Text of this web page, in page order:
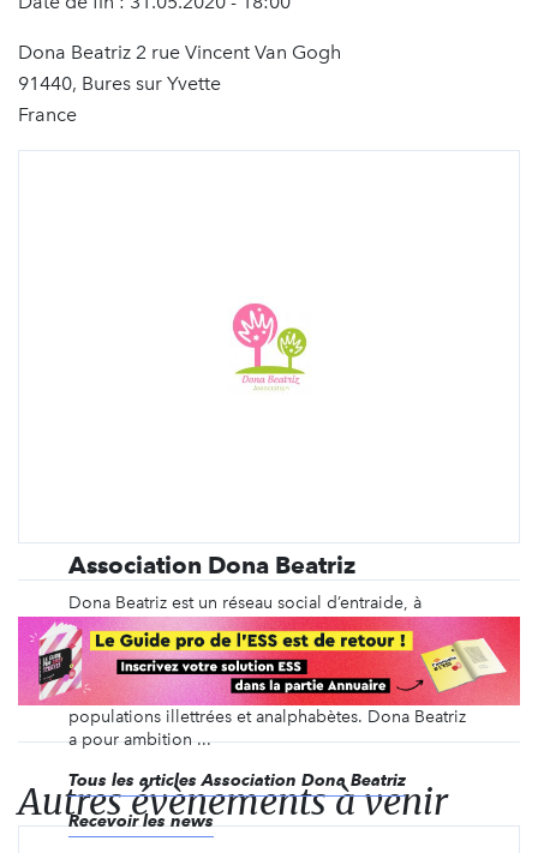
Dona Beatriz 2 rue Vincent Van Gogh
91440, Bures sur Yvette
France
Association Dona Beatriz
Dona Beatriz est un réseau social d’entraide, à
caractère philanthropique, dont la vocation
première est la lutte contre l'illettrisme et
l'analphabétisme. Sa mission est d’apporter
un soutien aux différentes catégories de
populations illettrées et analphabètes. Dona Beatriz
a pour ambition ...
Tous les articles Association Dona Beatriz
Recevoir les news
Autres évènements à venir